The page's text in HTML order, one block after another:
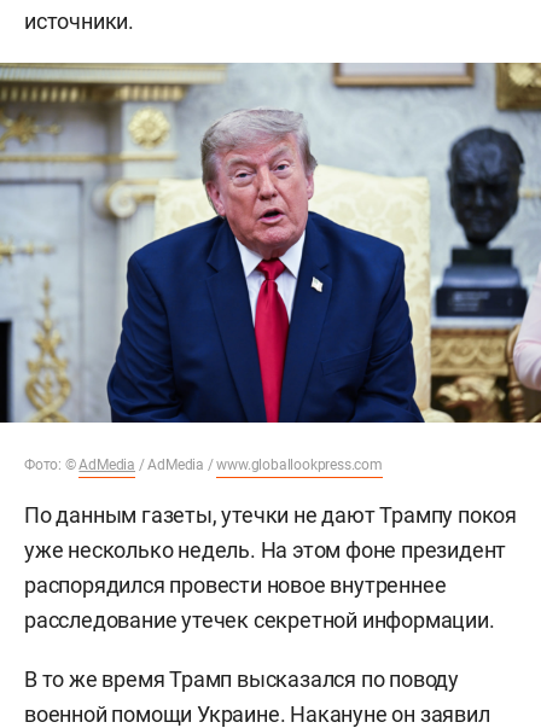
источники.
Фото: ©AdMedia / AdMedia /www.globallookpress.com
По данным газеты, утечки не дают Трампу покоя
уже несколько недель. На этом фоне президент
распорядился провести новое внутреннее
расследование утечек секретной информации.
В то же время Трамп высказался по поводу
военной помощи Украине. Накануне он заявил